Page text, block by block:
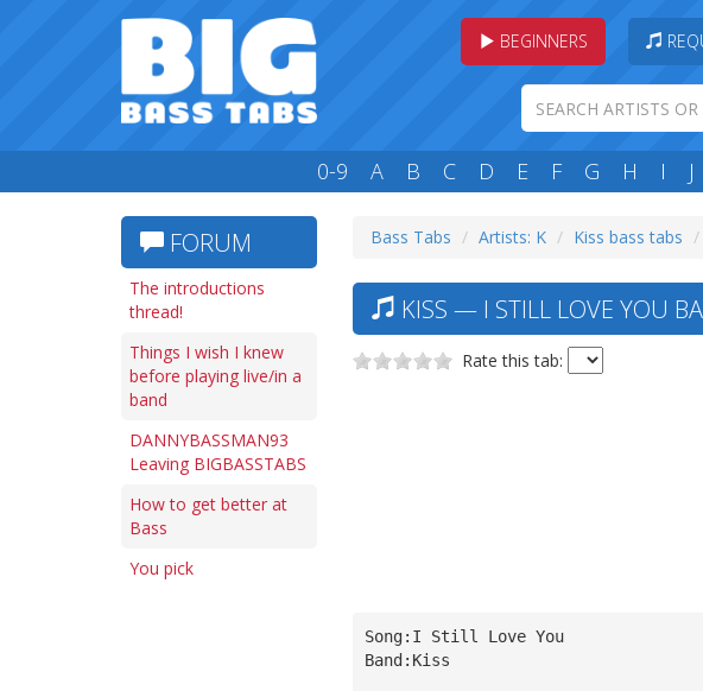
BEGINNERS
0-9 A B C D E F G H I J
FORUM
The introductions
thread!
Things I wish I knew
before playing live/in a
band
DANNYBASSMAN93
Leaving BIGBASSTABS
How to get better at
Bass
You pick
Bass Tabs Artists: K Kiss bass tabs
KISS — I STILL LOVE YOU
Rate this tab:
Song:I Still Love You
Band:Kiss